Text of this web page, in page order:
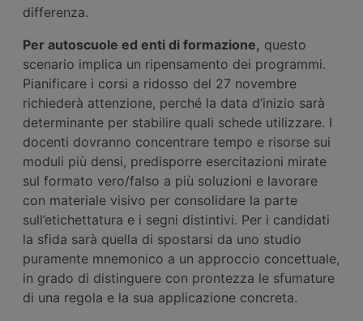
differenza.
Per autoscuole ed enti di formazione, questo
scenario implica un ripensamento dei programmi.
Pianificare i corsi a ridosso del 27 novembre
richiederà attenzione, perché la data d’inizio sarà
determinante per stabilire quali schede utilizzare. I
docenti dovranno concentrare tempo e risorse sui
moduli più densi, predisporre esercitazioni mirate
sul formato vero/falso a più soluzioni e lavorare
con materiale visivo per consolidare la parte
sull’etichettatura e i segni distintivi. Per i candidati
la sfida sarà quella di spostarsi da uno studio
puramente mnemonico a un approccio concettuale,
in grado di distinguere con prontezza le sfumature
di una regola e la sua applicazione concreta.